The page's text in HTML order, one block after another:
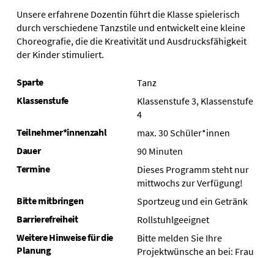
Unsere erfahrene Dozentin führt die Klasse spielerisch
durch verschiedene Tanzstile und entwickelt eine kleine
Choreografie, die die Kreativität und Ausdrucksfähigkeit
der Kinder stimuliert.
Sparte
Tanz
Klassenstufe
Klassenstufe 3, Klassenstufe
4
Teilnehmer*innenzahl
max. 30 Schüler*innen
Dauer
90 Minuten
Termine
Dieses Programm steht nur
mittwochs zur Verfügung!
Bitte mitbringen
Sportzeug und ein Getränk
Barrierefreiheit
Rollstuhlgeeignet
Weitere Hinweise für die
Planung
Bitte melden Sie Ihre
Projektwünsche an bei: Frau